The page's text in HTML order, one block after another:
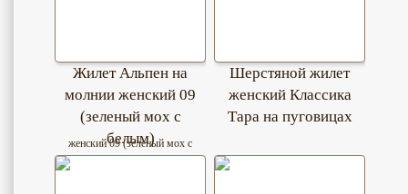
Жилет Альпен на
молнии женский 09
(зеленый мох с
белым)
Шерстяной жилет
женский Классика
Тара на пуговицах